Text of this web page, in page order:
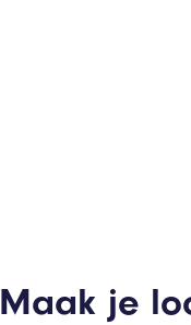
Maak je